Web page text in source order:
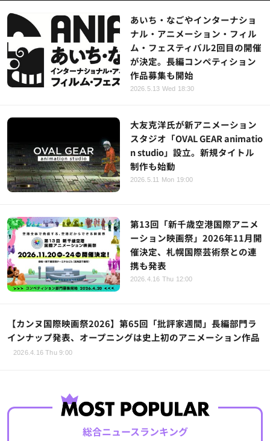
あいち・なごやインターナショ
ナル・アニメーション・フィル
ム・フェスティバル2回目の開催
が決定。長編コンペティション
作品募集も開始
2026.5.13 Wed 18:30
大友克洋氏が新アニメーション
スタジオ「OVAL GEAR animatio
n studio」設立。新規タイトル
制作も始動
2026.5.11 Mon 19:00
第13回「新千歳空港国際アニメ
ーション映画祭」2026年11月開
催決定、札幌国際芸術祭との連
携も発表
2026.4.16 Thu 12:00
【カンヌ国際映画祭2026】第65回「批評家週間」長編部門ラ
インナップ発表、オープニングは史上初のアニメーション作品
2026.4.16 Thu 9:00
総合ニュースランキング